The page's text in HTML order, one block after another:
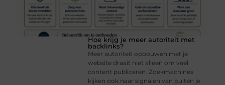
Hoe krijg je meer autoriteit met
backlinks?
Meer autoriteit opbouwen met je
website draait niet alleen om veel
content publiceren. Zoekmachines
kijken ook naar signalen van buiten je